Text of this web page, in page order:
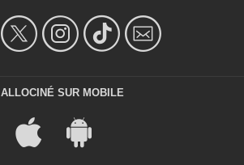
ALLOCINÉ SUR MOBILE